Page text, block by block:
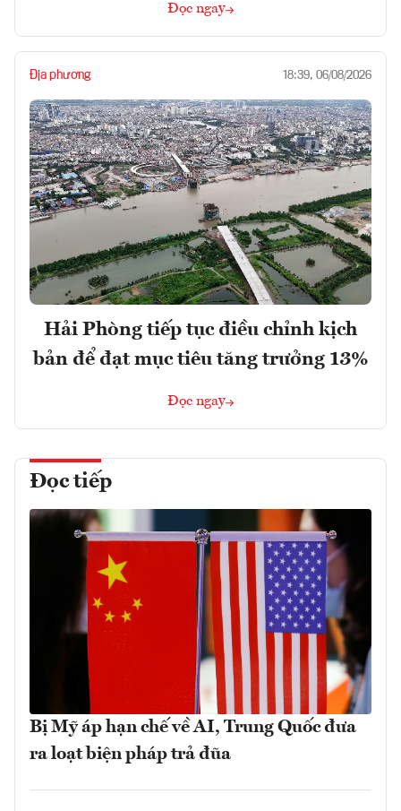
Đọc ngay
Địa phương 18:39, 06/08/2026
Hải Phòng tiếp tục điều chỉnh kịch
bản để đạt mục tiêu tăng trưởng 13%
Đọc ngay
Đọc tiếp
Bị Mỹ áp hạn chế về AI, Trung Quốc đưa
ra loạt biện pháp trả đũa